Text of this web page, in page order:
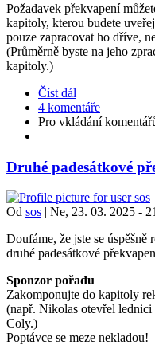
Požadavek překvapení
kapitoly, kterou budete
pouze zapracovat ho dříve,
(Průměrně byste na jeho
kapitoly.)
Číst dál
4 komentáře
Pro vkládání
Druhé padesátkové
Od sos | Ne, 23. 03. 2025 -
Doufáme, že jste se
druhé padesátkové
Sponzor pořadu
Zakomponujte do kapitoly
(např. Nikolas otevřel
Coly.)
Poptávce se meze nekladou!